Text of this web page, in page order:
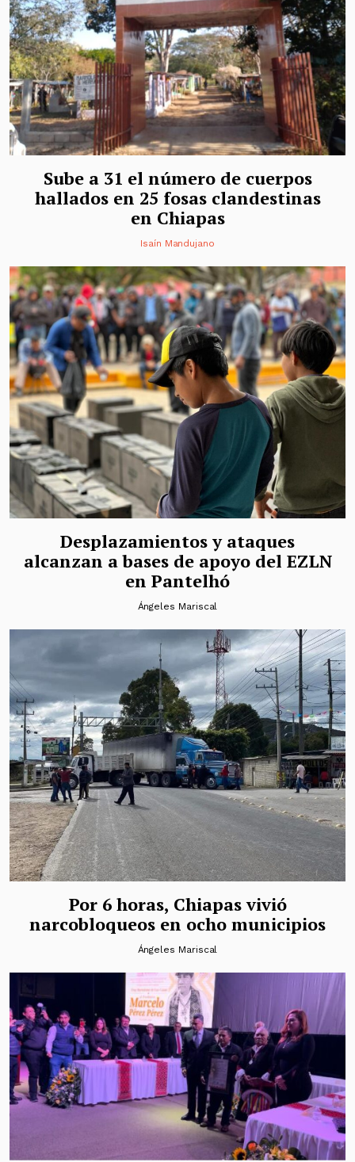
Sube a 31 el número de cuerpos
hallados en 25 fosas clandestinas
en Chiapas
Isaín Mandujano
Desplazamientos y ataques
alcanzan a bases de apoyo del EZLN
en Pantelhó
Ángeles Mariscal
Por 6 horas, Chiapas vivió
narcobloqueos en ocho municipios
Ángeles Mariscal